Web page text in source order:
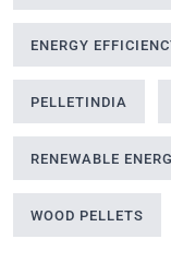
ENERGY
PELLETINDIA
RENEWABLE
WOOD PELLETS